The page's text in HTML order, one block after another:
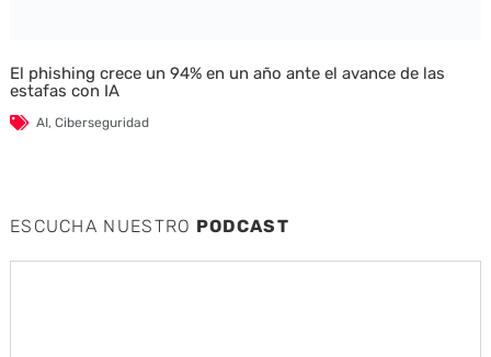
El phishing crece un 94% en un año ante el avance de las
estafas con IA
AI, Ciberseguridad
ESCUCHA NUESTRO PODCAST